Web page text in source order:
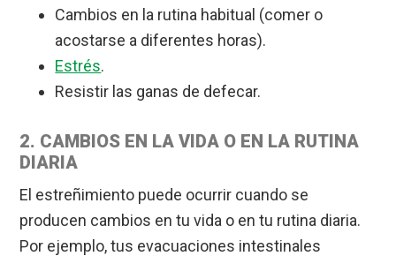
Cambios en la rutina habitual (comer o
acostarse a diferentes horas).
Estrés.
Resistir las ganas de defecar.
2. CAMBIOS EN LA VIDA O EN LA RUTINA
DIARIA
El estreñimiento puede ocurrir cuando se
producen cambios en tu vida o en tu rutina diaria.
Por ejemplo, tus evacuaciones intestinales